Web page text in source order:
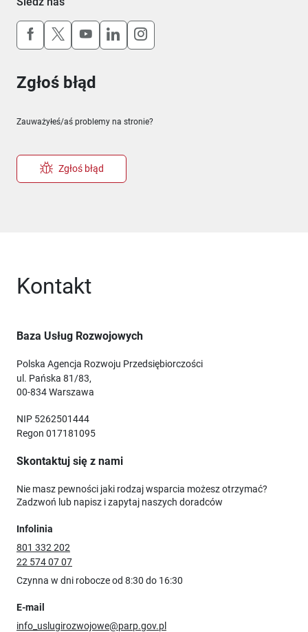
Uwaga, link otworzy się w nowym oknie
Uwaga, link otworzy się w nowym oknie
Uwaga, link otworzy się w nowym
Uwaga, link otworzy się w
Uwaga, link otworzy się w
Zgłoś błąd
Zauważyłeś/aś problemy na stronie?
Zgłoś błąd
Kontakt
Baza Usług Rozwojowych
Polska Agencja Rozwoju Przedsiębiorczości
ul. Pańska 81/83,
00-834 Warszawa
NIP 5262501444
Regon 017181095
Skontaktuj się z nami
Nie masz pewności jaki rodzaj wsparcia możesz otrzymać?
Zadzwoń lub napisz i zapytaj naszych doradców
Infolinia
801 332 202
22 574 07 07
Czynna w dni robocze od 8:30 do 16:30
E-mail
info_uslugirozwojowe@parp.gov.pl